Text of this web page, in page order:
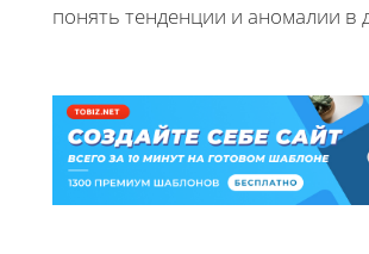
понять тенденции и аномалии в